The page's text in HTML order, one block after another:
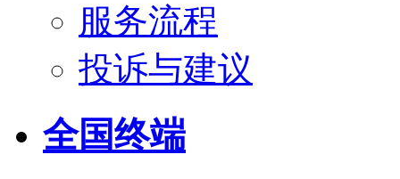
服务流程
投诉与建议
全国终端